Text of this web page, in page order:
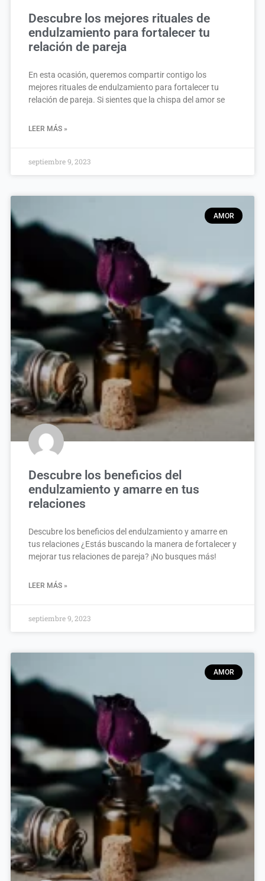
Descubre los mejores rituales de
endulzamiento para fortalecer tu
relación de pareja
En esta ocasión, queremos compartir contigo los
mejores rituales de endulzamiento para fortalecer tu
relación de pareja. Si sientes que la chispa del amor se
LEER MÁS »
septiembre 9, 2023
AMOR
Descubre los beneficios del
endulzamiento y amarre en tus
relaciones
Descubre los beneficios del endulzamiento y amarre en
tus relaciones ¿Estás buscando la manera de fortalecer y
mejorar tus relaciones de pareja? ¡No busques más!
LEER MÁS »
septiembre 9, 2023
AMOR